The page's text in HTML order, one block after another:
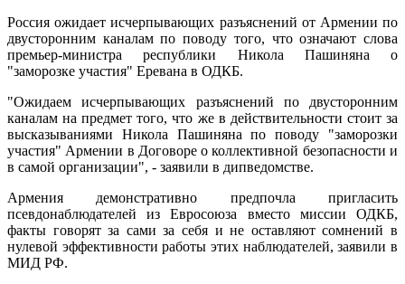
Россия ожидает исчерпывающих разъяснений от Армении по
двусторонним каналам по поводу того, что означают слова
премьер-министра республики Никола Пашиняна о
"заморозке участия" Еревана в ОДКБ.
"Ожидаем исчерпывающих разъяснений по двусторонним
каналам на предмет того, что же в действительности стоит за
высказываниями Никола Пашиняна по поводу "заморозки
участия" Армении в Договоре о коллективной безопасности и
в самой организации", - заявили в дипведомстве.
Армения демонстративно предпочла пригласить
псевдонаблюдателей из Евросоюза вместо миссии ОДКБ,
факты говорят за сами за себя и не оставляют сомнений в
нулевой эффективности работы этих наблюдателей, заявили в
МИД РФ.